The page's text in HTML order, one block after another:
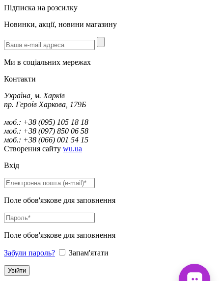
Підписка на розсилку
Новинки, акції, новини магазину
Ми в соціальних мережах
Контакти
Україна, м. Харків
пр. Героїв Харкова, 179Б
моб.: +38 (095) 105 18 18
моб.: +38 (097) 850 06 58
моб.: +38 (066) 001 54 15
Створення сайту wu.ua
Вхід
Поле обов'язкове для заповнення
Поле обов'язкове для заповнення
Забули пароль? Запам'ятати